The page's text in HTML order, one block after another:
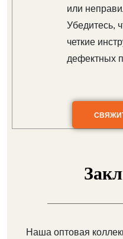
или
Убедитесь,
четкие
дефектных
Наша оптовая